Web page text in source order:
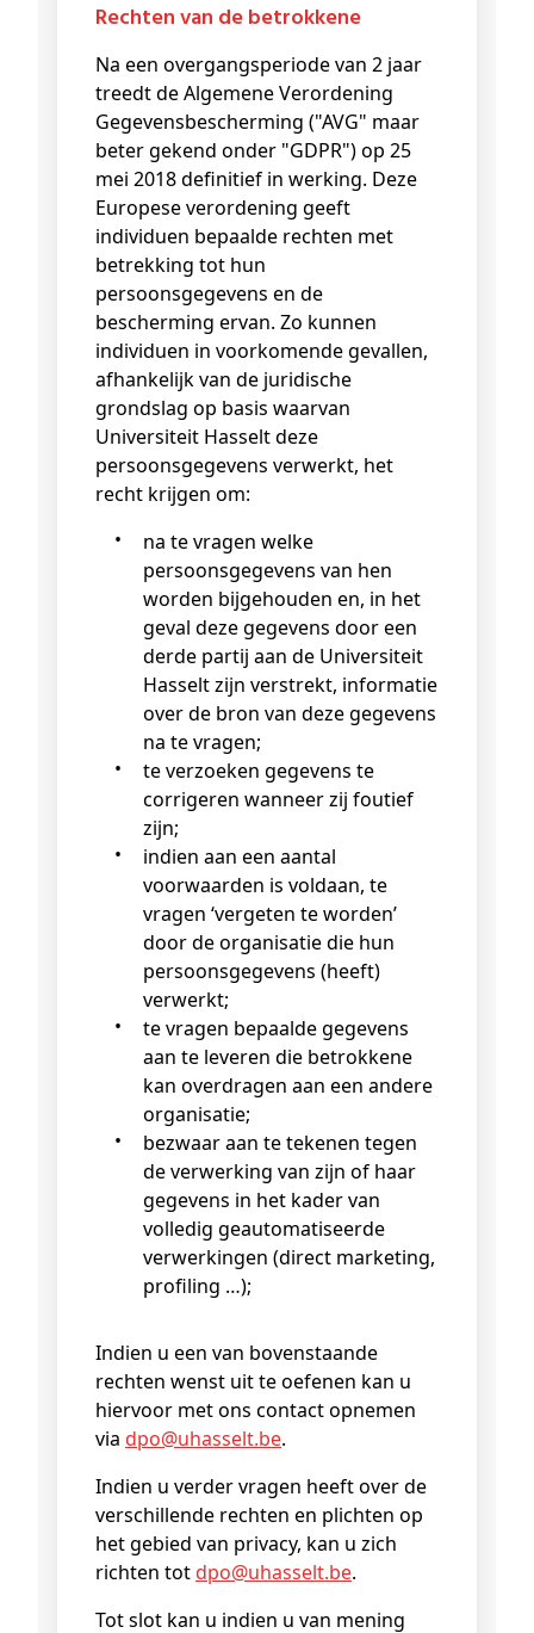
Rechten van de betrokkene
Na een overgangsperiode van 2 jaar
treedt de Algemene Verordening
Gegevensbescherming ("AVG" maar
beter gekend onder "GDPR") op 25
mei 2018 definitief in werking. Deze
Europese verordening geeft
individuen bepaalde rechten met
betrekking tot hun
persoonsgegevens en de
bescherming ervan. Zo kunnen
individuen in voorkomende gevallen,
afhankelijk van de juridische
grondslag op basis waarvan
Universiteit Hasselt deze
persoonsgegevens verwerkt, het
recht krijgen om:
na te vragen welke
persoonsgegevens van hen
worden bijgehouden en, in het
geval deze gegevens door een
derde partij aan de Universiteit
Hasselt zijn verstrekt, informatie
over de bron van deze gegevens
na te vragen;
te verzoeken gegevens te
corrigeren wanneer zij foutief
zijn;
indien aan een aantal
voorwaarden is voldaan, te
vragen ‘vergeten te worden’
door de organisatie die hun
persoonsgegevens (heeft)
verwerkt;
te vragen bepaalde gegevens
aan te leveren die betrokkene
kan overdragen aan een andere
organisatie;
bezwaar aan te tekenen tegen
de verwerking van zijn of haar
gegevens in het kader van
volledig geautomatiseerde
verwerkingen (direct marketing,
profiling …);
Indien u een van bovenstaande
rechten wenst uit te oefenen kan u
hiervoor met ons contact opnemen
via dpo@uhasselt.be.
Indien u verder vragen heeft over de
verschillende rechten en plichten op
het gebied van privacy, kan u zich
richten tot dpo@uhasselt.be.
Tot slot kan u indien u van mening